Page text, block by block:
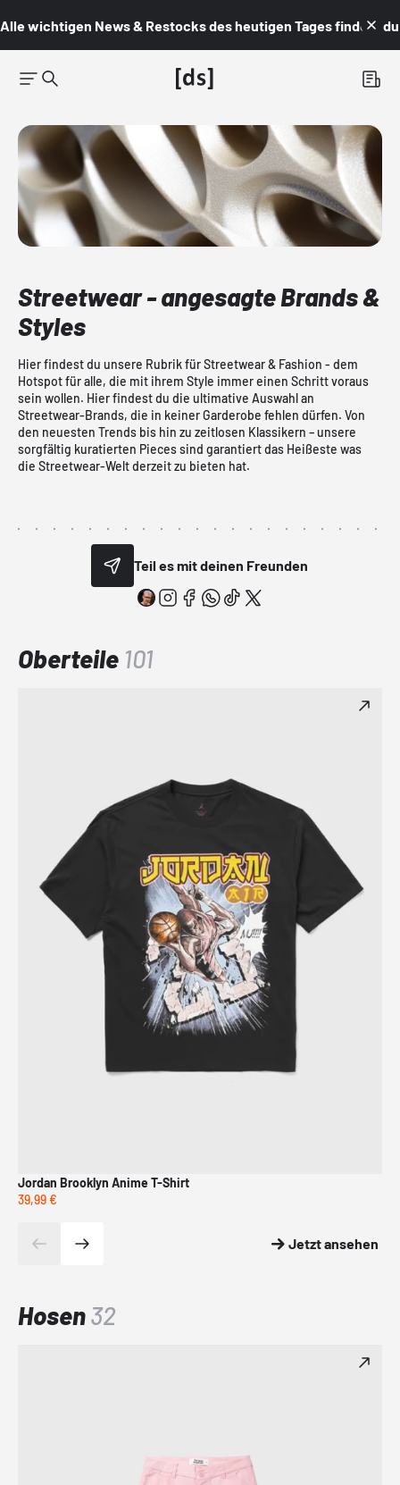
Alle wichtigen News & Restocks des heutigen Tages findest du
Streetwear - angesagte Brands &
Styles
Hier findest du unsere Rubrik für Streetwear & Fashion - dem
Hotspot für alle, die mit ihrem Style immer einen Schritt voraus
sein wollen. Hier findest du die ultimative Auswahl an
Streetwear-Brands, die in keiner Garderobe fehlen dürfen. Von
den neuesten Trends bis hin zu zeitlosen Klassikern – unsere
sorgfältig kuratierten Pieces sind garantiert das Heißeste was
die Streetwear-Welt derzeit zu bieten hat.
Teil es mit deinen Freunden
Oberteile 101
Jordan Brooklyn Anime T-Shirt
39,99 €
Jetzt ansehen
Hosen32